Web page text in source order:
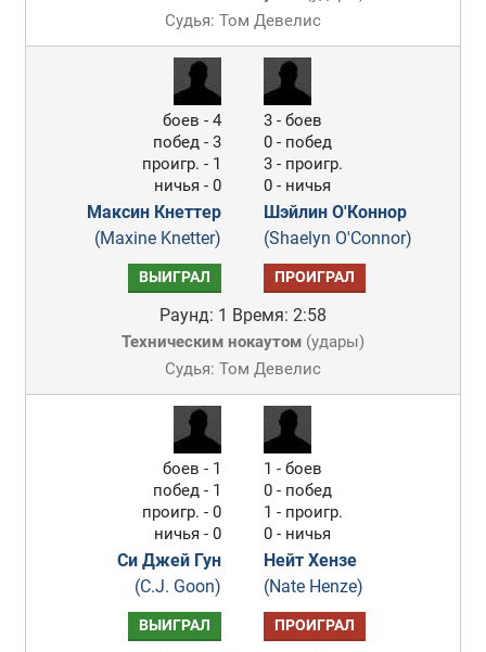
Судья: Том Девелис
боев - 4
побед - 3
проигр. - 1
ничья - 0
Максин Кнеттер
(Maxine Knetter)
3 - боев
0 - побед
3 - проигр.
0 - ничья
Шэйлин О'Коннор
(Shaelyn O'Connor)
ВЫИГРАЛ ПРОИГРАЛ
Раунд: 1 Время: 2:58
Техническим нокаутом(удары)
Судья: Том Девелис
боев - 1
побед - 1
проигр. - 0
ничья - 0
Си Джей Гун
(C.J. Goon)
1 - боев
0 - побед
1 - проигр.
0 - ничья
Нейт Хензе
(Nate Henze)
ВЫИГРАЛ ПРОИГРАЛ